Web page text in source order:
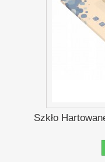
Szkło